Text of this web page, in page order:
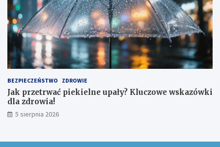
BEZPIECZEŃSTWO ZDROWIE
Jak przetrwać piekielne upały? Kluczowe wskazówki
dla zdrowia!
5 sierpnia 2026